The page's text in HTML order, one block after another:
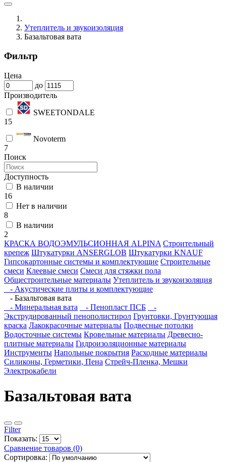
Утеплитель и звукоизоляция
Базальтовая вата
Фильтр
Цена
до
Производитель
SWEETONDALE
15
Novoterm
7
Поиск
Доступность
В наличии
16
Нет в наличии
8
В наличии
2
КРАСКА ВОДОЭМУЛЬСИОННАЯ ALPINA Строительный
крепеж Штукатурки ANSERGLOB Штукатурки KNAUF
Гипсокартонные системы и комплектующие Строительные
смеси Клеевые смеси Смеси для стяжки пола
Общестроительные материалы Утеплитель и звукоизоляция
- Акустические плиты и комплектующие
- Базальтовая вата
- Минеральная вата
- Пенопласт ПСБ
-
Экструдированный пенополистирол Грунтовки, Грунтующая
краска Лакокрасочные материалы Подвесные потолки
Водосточные системы Кровельные материалы Древесно-
плитные материалы Гидроизоляционные материалы
Инструменты Напольные покрытия Расходные материалы
Силиконы, Герметики, Пена Стрейч-Пленка, Мешки
Электрокабели
Базальтовая вата
Filter
Показать:
Сравнение товаров (0)
Сортировка: